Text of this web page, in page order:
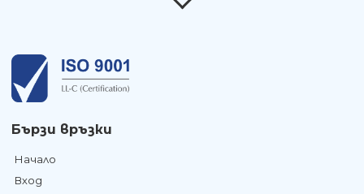
Бързи връзки
Начало
Вход